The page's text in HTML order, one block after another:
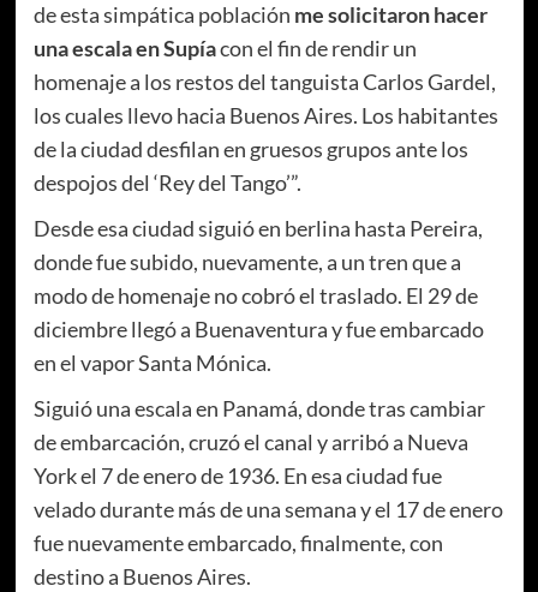
de esta simpática población me solicitaron hacer
una escala en Supíacon el fin de rendir un
homenaje a los restos del tanguista Carlos Gardel,
los cuales llevo hacia Buenos Aires. Los habitantes
de la ciudad desfilan en gruesos grupos ante los
despojos del ‘Rey del Tango’”.
Desde esa ciudad siguió en berlina hasta Pereira,
donde fue subido, nuevamente, a un tren que a
modo de homenaje no cobró el traslado. El 29 de
diciembre llegó a Buenaventura y fue embarcado
en el vapor Santa Mónica.
Siguió una escala en Panamá, donde tras cambiar
de embarcación, cruzó el canal y arribó a Nueva
York el 7 de enero de 1936. En esa ciudad fue
velado durante más de una semana y el 17 de enero
fue nuevamente embarcado, finalmente, con
destino a Buenos Aires.